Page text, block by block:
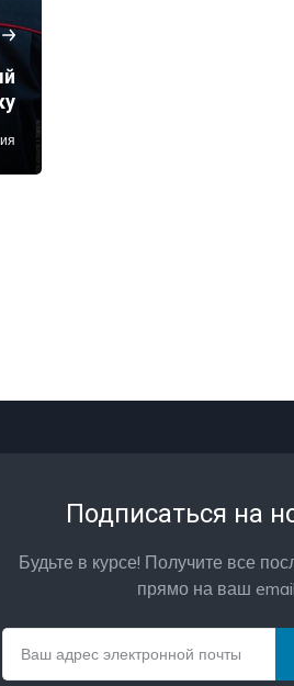
Подписаться на
Будьте в курсе! Получите все
прямо на ваш